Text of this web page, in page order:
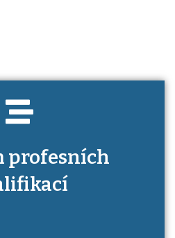
profesních